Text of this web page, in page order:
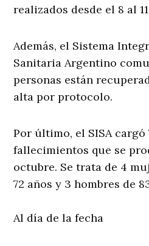
realizados desde el 8 al
Además, el Sistema
Sanitaria Argentino
personas están
alta por protocolo.
Por último, el SISA cargó
fallecimientos que se
octubre. Se trata de 4
72 años y 3 hombres de
Al día de la fecha